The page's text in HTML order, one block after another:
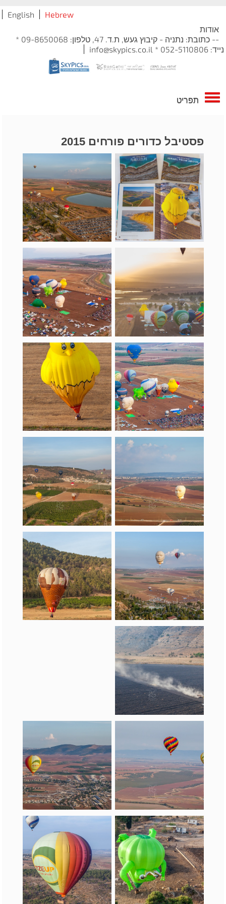
Hebrew
English
אודות
-- כתובת: נתניה - קיבוץ געש, ת.ד. 47, טלפון: 09-8650068 *
נייד: 052-5110806 * info@skypics.co.il
תפריט
פסטיבל כדורים פורחים 2015
כדורים פורחים אצלנו
בספרים